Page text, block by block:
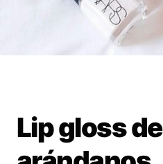
Lip gloss de